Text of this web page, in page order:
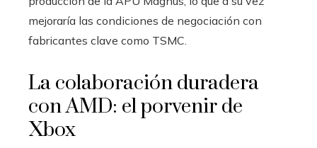
mejoraría las condiciones de negociación con
fabricantes clave como TSMC.
La colaboración duradera
con AMD: el porvenir de
Xbox